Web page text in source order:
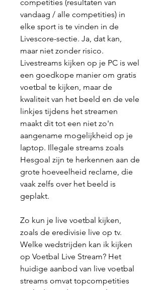
competities (resultaten van
vandaag / alle competities) in
elke sport is te vinden in de
Livescore-sectie. Ja, dat kan,
maar niet zonder risico.
Livestreams kijken op je PC is wel
een goedkope manier om gratis
voetbal te kijken, maar de
kwaliteit van het beeld en de vele
linkjes tijdens het streamen
maakt dit tot een niet zo'n
aangename mogelijkheid op je
laptop. Illegale streams zoals
Hesgoal zijn te herkennen aan de
grote hoeveelheid reclame, die
vaak zelfs over het beeld is
geplakt.
Zo kun je live voetbal kijken,
zoals de eredivisie live op tv.
Welke wedstrijden kan ik kijken
op Voetbal Live Stream? Het
huidige aanbod van live voetbal
streams omvat topcompetities